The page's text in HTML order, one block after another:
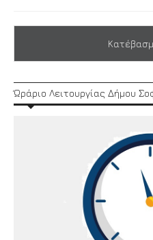
Ώράριο Λειτουργίας Δήμου